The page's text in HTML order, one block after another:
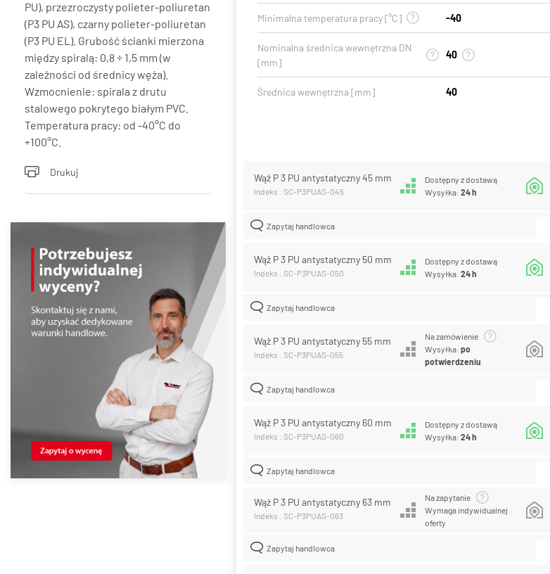
PU), przezroczysty polieter-poliuretan
(P3 PU AS), czarny polieter-poliuretan
(P3 PU EL). Grubość ścianki mierzona
między spiralą: 0,8 ÷ 1,5 mm (w
zależności od średnicy węża).
Wzmocnienie: spirala z drutu
stalowego pokrytego białym PVC.
Temperatura pracy: od -40°C do
+100°C.
Drukuj
Minimalna temperatura pracy [°C] -40
Nominalna średnica wewnętrzna DN
[mm]
40
Średnica wewnętrzna [mm] 40
Wąż P 3 PU antystatyczny 45 mm
Indeks : SC-P3PUAS-045
Dostępny z dostawą
Wysyłka:24 h
Zapytaj handlowca
Wąż P 3 PU antystatyczny 50 mm
Indeks : SC-P3PUAS-050
Dostępny z dostawą
Wysyłka:24 h
Zapytaj handlowca
Wąż P 3 PU antystatyczny 55 mm
Indeks : SC-P3PUAS-055
Na zamówienie
Wysyłka:po
potwierdzeniu
Zapytaj handlowca
Wąż P 3 PU antystatyczny 60 mm
Indeks : SC-P3PUAS-060
Dostępny z dostawą
Wysyłka:24 h
Zapytaj handlowca
Wąż P 3 PU antystatyczny 63 mm
Indeks : SC-P3PUAS-063
Na zapytanie
Wymaga indywidualnej
oferty
Zapytaj handlowca